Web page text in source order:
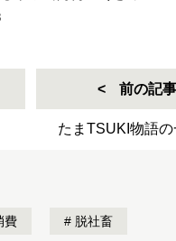
前の記事
たまTSUKI物語
費 脱社畜